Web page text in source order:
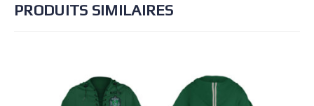
PRODUITS SIMILAIRES